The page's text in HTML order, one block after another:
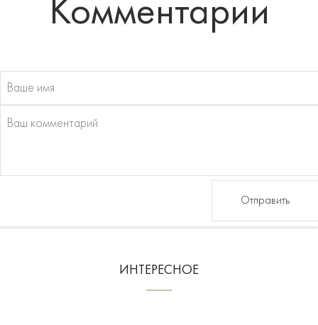
Комментарии
Отправить
ИНТЕРЕСНОЕ